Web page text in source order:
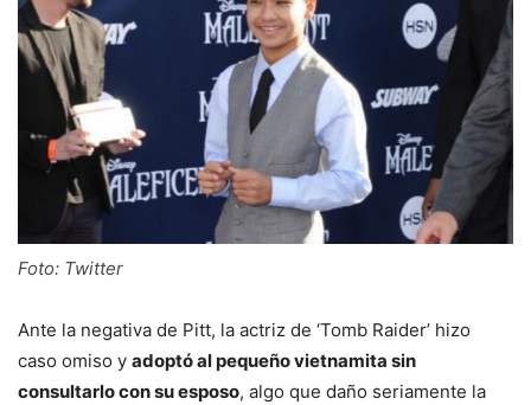
Foto: Twitter
Ante la negativa de Pitt, la actriz de ‘Tomb Raider’ hizo
caso omiso y adoptó al pequeño vietnamita sin
consultarlo con su esposo, algo que daño seriamente la